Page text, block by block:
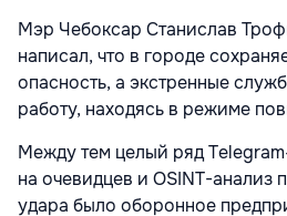
Мэр Чебоксар Станислав
написал, что в городе
опасность, а экстренные
работу, находясь в режиме
Между тем целый ряд
на очевидцев и OSINT-анализ
удара было оборонное